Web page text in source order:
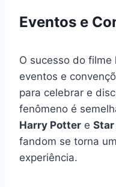
Eventos e
O sucesso do filme
eventos e
para celebrar e
fenômeno é
Harry Potter e Star
fandom se torna
experiência.